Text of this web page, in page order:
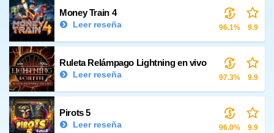
Money Train 4
Leer reseña 96.1% 9.9
Ruleta Relámpago Lightning en vivo
Leer reseña 97.3% 9.9
Pirots 5
Leer reseña 96.0% 9.9